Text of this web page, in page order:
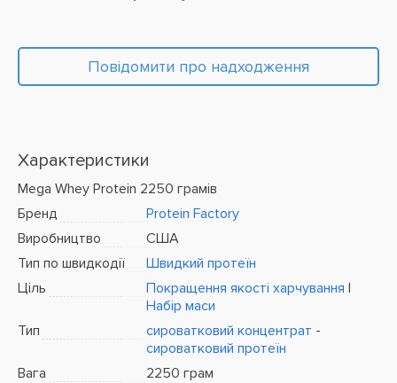
Повідомити про надходження
Характеристики
Mega Whey Protein 2250 грамів
Бренд
Protein Factory
Виробництво
США
Тип по швидкодії
Швидкий протеїн
Ціль
Покращення якості харчування |
Набір маси
Тип
сироватковий концентрат -
сироватковий протеїн
Вага
2250 грам